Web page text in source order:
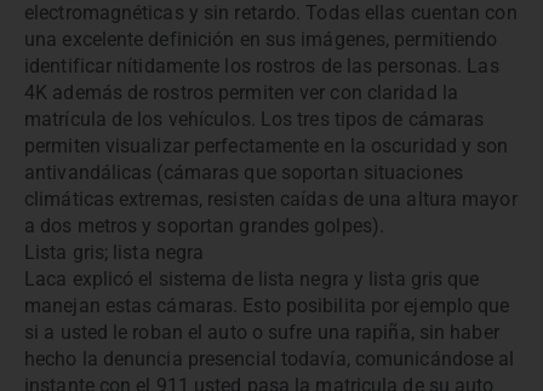
electromagnéticas y sin retardo. Todas ellas cuentan con
una excelente definición en sus imágenes, permitiendo
identificar nítidamente los rostros de las personas. Las
4K además de rostros permiten ver con claridad la
matrícula de los vehículos. Los tres tipos de cámaras
permiten visualizar perfectamente en la oscuridad y son
antivandálicas (cámaras que soportan situaciones
climáticas extremas, resisten caídas de una altura mayor
a dos metros y soportan grandes golpes).
Lista gris; lista negra
Laca explicó el sistema de lista negra y lista gris que
manejan estas cámaras. Esto posibilita por ejemplo que
si a usted le roban el auto o sufre una rapiña, sin haber
hecho la denuncia presencial todavía, comunicándose al
instante con el 911 usted pasa la matricula de su auto